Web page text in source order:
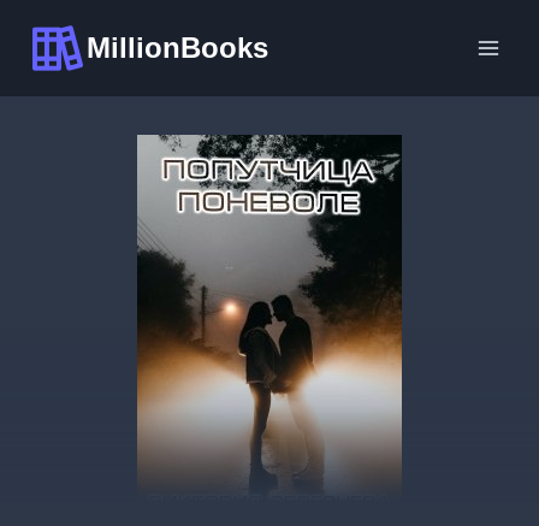
содержимому
MillionBooks